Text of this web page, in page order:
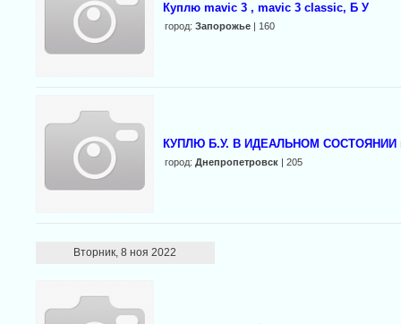
Куплю mavic 3 , mavic 3 classic, Б У
город: Запорожье | 160
КУПЛЮ Б.У. В ИДЕАЛЬНОМ СОСТОЯНИИ
город: Днепропетровск | 205
Вторник, 8 ноя 2022